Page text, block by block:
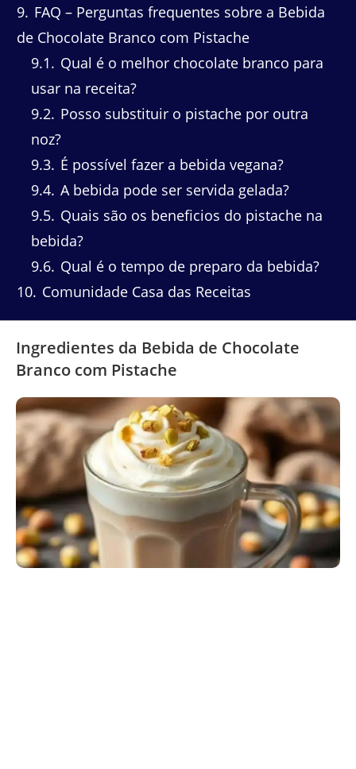
9 FAQ – Perguntas frequentes sobre a Bebida
de Chocolate Branco com Pistache
9.1
Qual é o melhor chocolate branco para
usar na receita?
9.2 Posso substituir o pistache por outra
noz?
9.3 É possível fazer a bebida vegana?
9.4 A bebida pode ser servida gelada?
9.5 Quais são os beneficios do pistache na
bebida?
9.6 Qual é o tempo de preparo da bebida?
10 Comunidade Casa das Receitas
Ingredientes da Bebida de Chocolate
Branco com Pistache